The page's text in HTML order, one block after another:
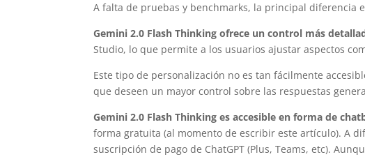
A falta de pruebas y benchmarks, la principal diferencia
Gemini 2.0 Flash Thinking ofrece un control más
Studio, lo que permite a los usuarios ajustar aspectos
Este tipo de personalización no es tan fácilmente
que deseen un mayor control sobre las respuestas
Gemini 2.0 Flash Thinking es accesible en forma de
forma gratuita (al momento de escribir este artículo). A
suscripción de pago de ChatGPT (Plus, Teams, etc).